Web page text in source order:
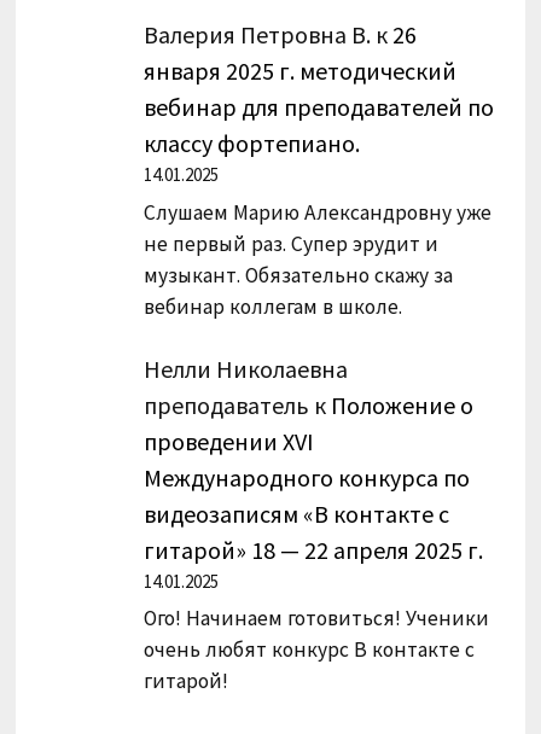
Валерия Петровна В. к 26
января 2025 г. методический
вебинар для преподавателей по
классу фортепиано.
14.01.2025
Слушаем Марию Александровну уже
не первый раз. Супер эрудит и
музыкант. Обязательно скажу за
вебинар коллегам в школе.
Нелли Николаевна
преподаватель к Положение о
проведении XVI
Международного конкурса по
видеозаписям «В контакте с
гитарой» 18 — 22 апреля 2025 г.
14.01.2025
Ого! Начинаем готовиться! Ученики
очень любят конкурс В контакте с
гитарой!